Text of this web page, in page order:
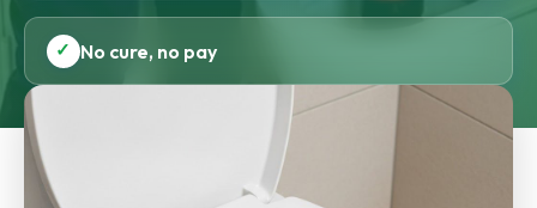
✓ No cure, no pay